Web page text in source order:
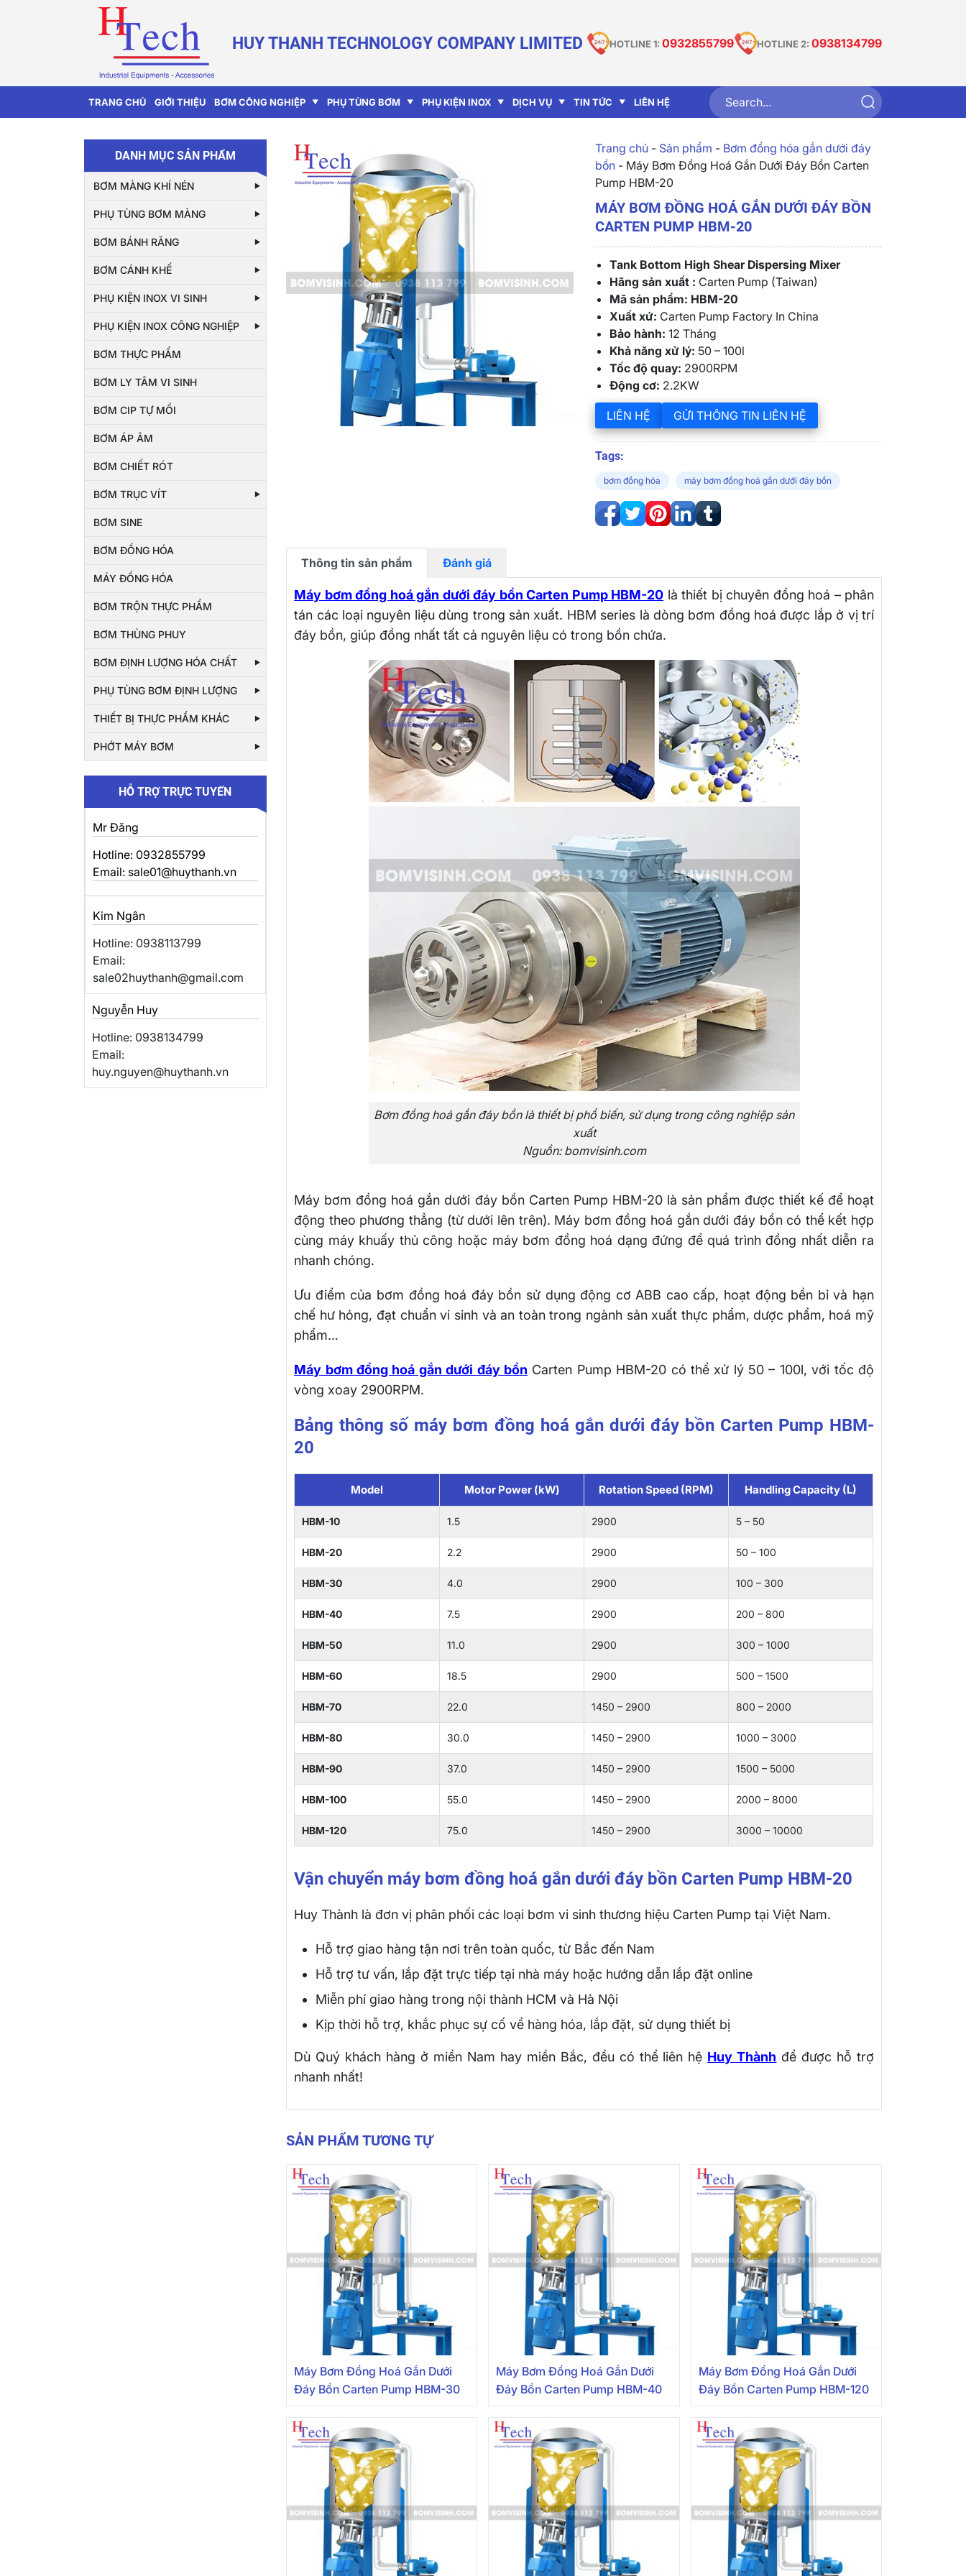
HUY THANH TECHNOLOGY COMPANY LIMITED HOTLINE 1: 0932855799 HOTLINE 2: 0938134799
TRANG CHỦ GIỚI THIỆU BƠM CÔNG NGHIỆP PHỤ TÙNG BƠM PHỤ KIỆN INOX DỊCH VỤ TIN TỨC LIÊN HỆ
DANH MỤC SẢN PHẨM
BƠM MÀNG KHÍ NÉN
PHỤ TÙNG BƠM MÀNG
BƠM BÁNH RĂNG
BƠM CÁNH KHẾ
PHỤ KIỆN INOX VI SINH
PHỤ KIỆN INOX CÔNG NGHIỆP
BƠM THỰC PHẨM
BƠM LY TÂM VI SINH
BƠM CIP TỰ MỒI
BƠM ÁP ÂM
BƠM CHIẾT RÓT
BƠM TRỤC VÍT
BƠM SINE
BƠM ĐỒNG HÓA
MÁY ĐỒNG HÓA
BƠM TRỘN THỰC PHẨM
BƠM THÙNG PHUY
BƠM ĐỊNH LƯỢNG HÓA CHẤT
PHỤ TÙNG BƠM ĐỊNH LƯỢNG
THIẾT BỊ THỰC PHẨM KHÁC
PHỚT MÁY BƠM
HỖ TRỢ TRỰC TUYẾN
Mr Đăng
Hotline: 0932855799
Email: sale01@huythanh.vn
Kim Ngân
Hotline: 0938113799
Email:
sale02huythanh@gmail.com
Nguyễn Huy
Hotline: 0938134799
Email:
huy.nguyen@huythanh.vn
Trang chủ- Sản phẩm - Bơm đồng hóa gắn dưới đáy
bồn- Máy Bơm Đồng Hoá Gắn Dưới Đáy Bồn Carten
Pump HBM-20
MÁY BƠM ĐỒNG HOÁ GẮN DƯỚI ĐÁY BỒN
CARTEN PUMP HBM-20
Tank Bottom High Shear Dispersing Mixer
Hãng sản xuất : Carten Pump (Taiwan)
Mã sản phẩm: HBM-20
Xuất xứ: Carten Pump Factory In China
Bảo hành: 12 Tháng
Khả năng xử lý: 50 – 100l
Tốc độ quay: 2900RPM
Động cơ: 2.2KW
LIÊN HỆ GỬI THÔNG TIN LIÊN HỆ
Tags:
bơm đồng hóa máy bơm đồng hoá gắn dưới đáy bồn
Thông tin sản phẩm Đánh giá
Máy bơm đồng hoá gắn dưới đáy bồn Carten Pump HBM-20 là thiết bị chuyên đồng hoá – phân
tán các loại nguyên liệu dùng trong sản xuất. HBM series là dòng bơm đồng hoá được lắp ở vị trí
đáy bồn, giúp đồng nhất tất cả nguyên liệu có trong bồn chứa.
Bơm đồng hoá gắn đáy bồn là thiết bị phổ biến, sử dụng trong công nghiệp sản
xuất
Nguồn: bomvisinh.com
Máy bơm đồng hoá gắn dưới đáy bồn Carten Pump HBM-20 là sản phẩm được thiết kế để hoạt
động theo phương thẳng (từ dưới lên trên). Máy bơm đồng hoá gắn dưới đáy bồn có thể kết hợp
cùng máy khuấy thủ công hoặc máy bơm đồng hoá dạng đứng để quá trình đồng nhất diễn ra
nhanh chóng.
Ưu điểm của bơm đồng hoá đáy bồn sử dụng động cơ ABB cao cấp, hoạt động bền bỉ và hạn
chế hư hỏng, đạt chuẩn vi sinh và an toàn trong ngành sản xuất thực phẩm, dược phẩm, hoá mỹ
phẩm…
Máy bơm đồng hoá gắn dưới đáy bồn Carten Pump HBM-20 có thể xử lý 50 – 100l, với tốc độ
vòng xoay 2900RPM.
Bảng thông số máy bơm đồng hoá gắn dưới đáy bồn Carten Pump HBM-
20
Model Motor Power (kW) Rotation Speed (RPM) Handling Capacity (L)
HBM-10 1.5 2900 5 – 50
HBM-20 2.2 2900 50 – 100
HBM-30 4.0 2900 100 – 300
HBM-40 7.5 2900 200 – 800
HBM-50 11.0 2900 300 – 1000
HBM-60 18.5 2900 500 – 1500
HBM-70 22.0 1450 – 2900 800 – 2000
HBM-80 30.0 1450 – 2900 1000 – 3000
HBM-90 37.0 1450 – 2900 1500 – 5000
HBM-100 55.0 1450 – 2900 2000 – 8000
HBM-120 75.0 1450 – 2900 3000 – 10000
Vận chuyển máy bơm đồng hoá gắn dưới đáy bồn Carten Pump HBM-20
Huy Thành là đơn vị phân phối các loại bơm vi sinh thương hiệu Carten Pump tại Việt Nam.
Hỗ trợ giao hàng tận nơi trên toàn quốc, từ Bắc đến Nam
Hỗ trợ tư vấn, lắp đặt trực tiếp tại nhà máy hoặc hướng dẫn lắp đặt online
Miễn phí giao hàng trong nội thành HCM và Hà Nội
Kịp thời hỗ trợ, khắc phục sự cố về hàng hóa, lắp đặt, sử dụng thiết bị
Dù Quý khách hàng ở miền Nam hay miền Bắc, đều có thể liên hệ Huy Thành để được hỗ trợ
nhanh nhất!
SẢN PHẨM TƯƠNG TỰ
Máy Bơm Đồng Hoá Gắn Dưới
Đáy Bồn Carten Pump HBM-30
Máy Bơm Đồng Hoá Gắn Dưới
Đáy Bồn Carten Pump HBM-40
Máy Bơm Đồng Hoá Gắn Dưới
Đáy Bồn Carten Pump HBM-120